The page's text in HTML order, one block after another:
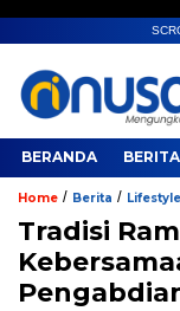
BERANDA BERITA
Home / Berita / Lifestyle
Tradisi